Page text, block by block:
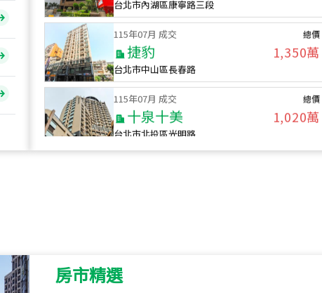
115年07月 成交
捷豹
台北市中山區長春路
總價
1,350萬
115年07月 成交
十泉十美
台北市北投區光明路
總價
1,020萬
115年07月 成交
115
房市精選